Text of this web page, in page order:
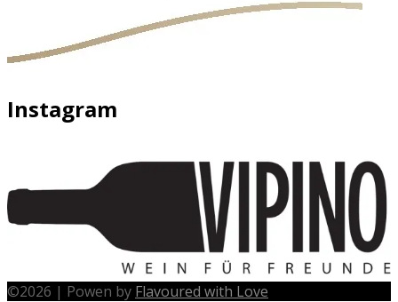
Instagram
©2026 | Powen by Flavoured with Love